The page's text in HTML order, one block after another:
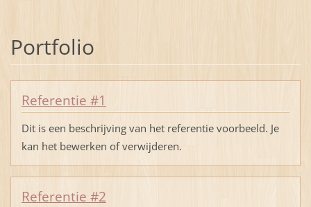
Portfolio
Referentie #1
Dit is een beschrijving van het referentie voorbeeld. Je
kan het bewerken of verwijderen.
Referentie #2